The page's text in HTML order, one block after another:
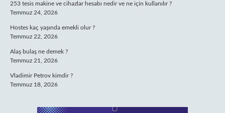
253 tesis makine ve cihazlar hesabı nedir ve ne için kullanılır ?
Temmuz 24, 2026
Hostes kaç yaşında emekli olur ?
Temmuz 22, 2026
Alaş bulaş ne demek ?
Temmuz 21, 2026
Vladimir Petrov kimdir ?
Temmuz 18, 2026